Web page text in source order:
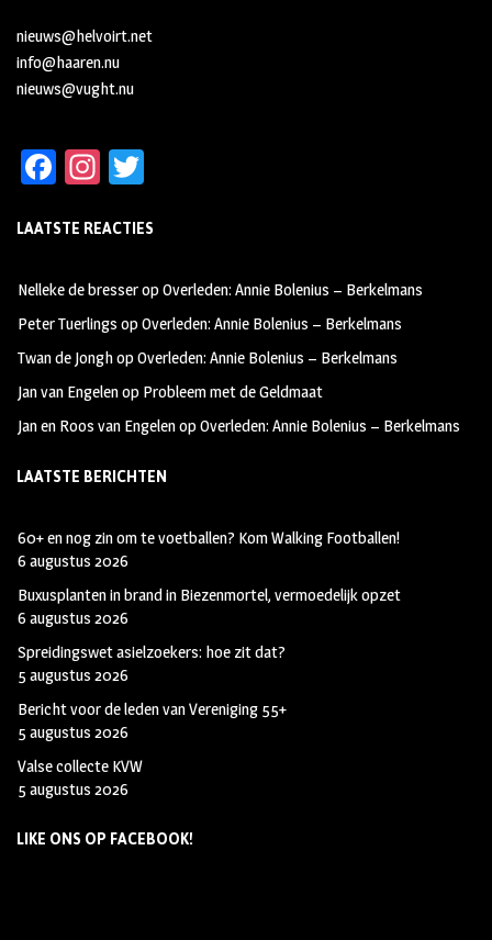
nieuws@helvoirt.net
info@haaren.nu
nieuws@vught.nu
Fa
b
oo
k
In
ag
m
tt
LAATSTE REACTIES
Nelleke de bresseropOverleden: Annie Bolenius – Berkelmans
Peter Tuerlings opOverleden: Annie Bolenius – Berkelmans
Twan de JonghopOverleden: Annie Bolenius – Berkelmans
Jan van Engelenop Probleem met de Geldmaat
Jan en Roos van EngelenopOverleden: Annie Bolenius – Berkelmans
LAATSTE BERICHTEN
60+ en nog zin om te voetballen? Kom Walking Footballen!
6 augustus 2026
Buxusplanten in brand in Biezenmortel, vermoedelijk opzet
6 augustus 2026
Spreidingswet asielzoekers: hoe zit dat?
5 augustus 2026
Bericht voor de leden van Vereniging 55+
5 augustus 2026
Valse collecte KVW
5 augustus 2026
LIKE ONS OP FACEBOOK!